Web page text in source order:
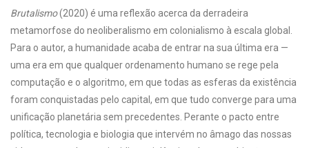
Brutalismo(2020) é uma reflexão acerca da derradeira
metamorfose do neoliberalismo em colonialismo à escala global.
Para o autor, a humanidade acaba de entrar na sua última era —
uma era em que qualquer ordenamento humano se rege pela
computação e o algoritmo, em que todas as esferas da existência
foram conquistadas pelo capital, em que tudo converge para uma
unificação planetária sem precedentes. Perante o pacto entre
política, tecnologia e biologia que intervém no âmago das nossas